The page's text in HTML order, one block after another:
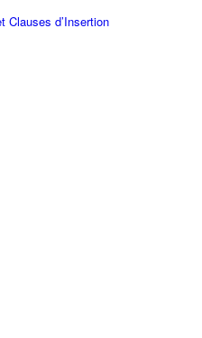
Clauses d’Insertion